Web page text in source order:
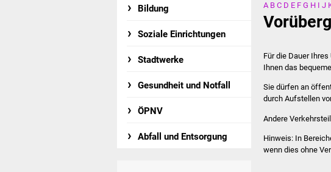
Bildung
Soziale Einrichtungen
Stadtwerke
Gesundheit und Notfall
ÖPNV
Abfall und Entsorgung
A B C D E F G H I J
Für die Dauer
Ihnen das
Sie dürfen an
durch Aufstellen
Andere
Hinweis: In
wenn dies ohne